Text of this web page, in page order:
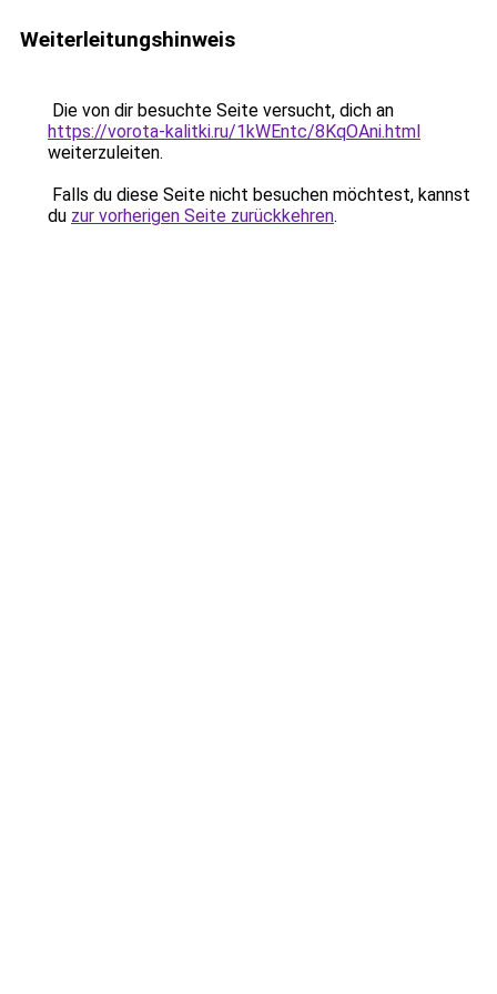
Weiterleitungshinweis
Die von dir besuchte Seite versucht, dich an
https://vorota-kalitki.ru/1kWEntc/8KqOAni.html
weiterzuleiten.
Falls du diese Seite nicht besuchen möchtest, kannst
du zur vorherigen Seite zurückkehren.